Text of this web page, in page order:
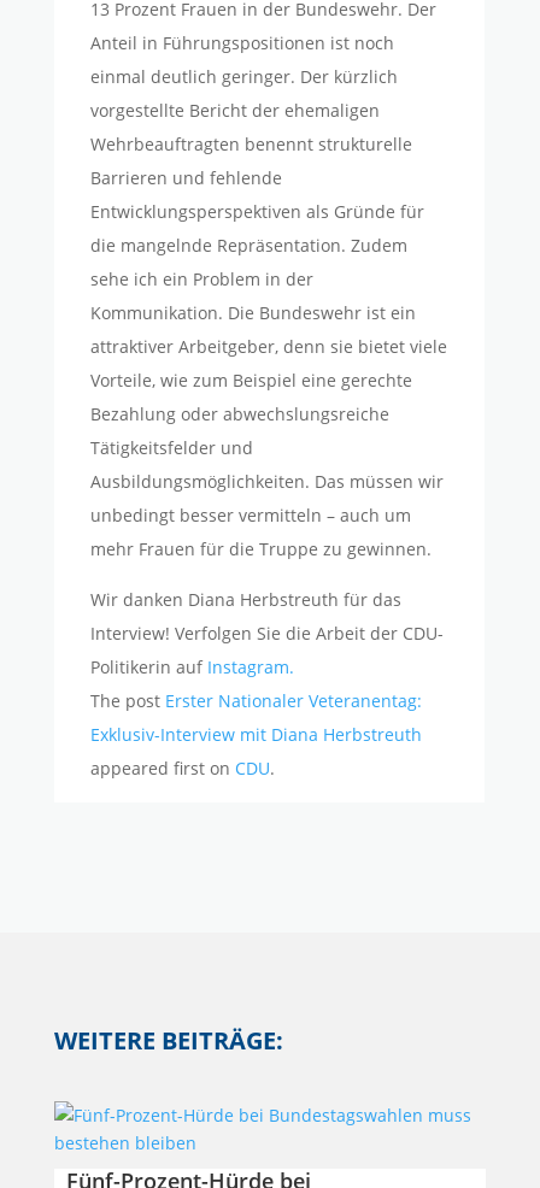
13 Prozent Frauen in der Bundeswehr. Der
Anteil in Führungspositionen ist noch
einmal deutlich geringer. Der kürzlich
vorgestellte Bericht der ehemaligen
Wehrbeauftragten benennt strukturelle
Barrieren und fehlende
Entwicklungsperspektiven als Gründe für
die mangelnde Repräsentation. Zudem
sehe ich ein Problem in der
Kommunikation. Die Bundeswehr ist ein
attraktiver Arbeitgeber, denn sie bietet viele
Vorteile, wie zum Beispiel eine gerechte
Bezahlung oder abwechslungsreiche
Tätigkeitsfelder und
Ausbildungsmöglichkeiten. Das müssen wir
unbedingt besser vermitteln – auch um
mehr Frauen für die Truppe zu gewinnen.
Wir danken Diana Herbstreuth für das
Interview! Verfolgen Sie die Arbeit der CDU-
Politikerin auf Instagram.
The post Erster Nationaler Veteranentag:
Exklusiv-Interview mit Diana Herbstreuth
appeared first on CDU.
WEITERE BEITRÄGE:
Fünf-Prozent-Hürde bei